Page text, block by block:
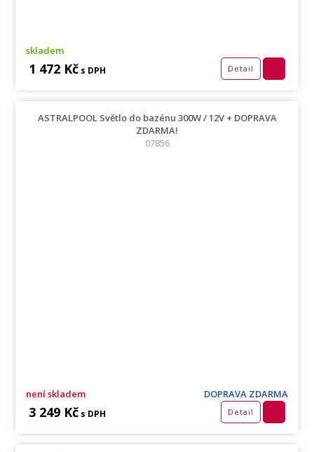
skladem
1 472 Kč s DPH Detail
ASTRALPOOL Světlo do bazénu 300W / 12V + DOPRAVA
ZDARMA!
07856
není skladem DOPRAVA ZDARMA
3 249 Kč s DPH Detail